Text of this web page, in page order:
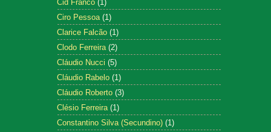
Cid Franco (1)
Ciro Pessoa (1)
Clarice Falcão (1)
Clodo Ferreira (2)
Cláudio Nucci (5)
Cláudio Rabelo (1)
Cláudio Roberto (3)
Clésio Ferreira (1)
Constantino Silva (Secundino) (1)